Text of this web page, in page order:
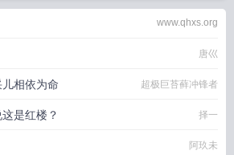
www.qhxs.org
唐巛
相依为命 超极巨苔藓冲锋者
是红楼？ 择一
阿玖未